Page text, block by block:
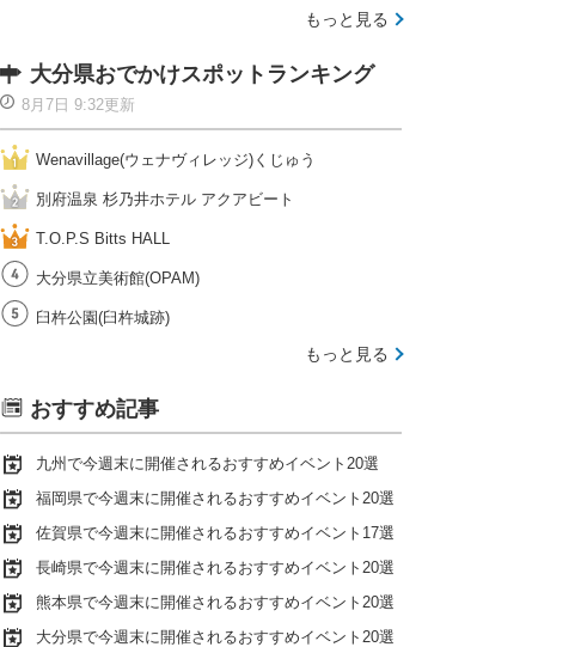
もっと見る
大分県おでかけスポットランキング
8月7日 9:32更新
Wenavillage(ウェナヴィレッジ)くじゅう
別府温泉 杉乃井ホテル アクアビート
T.O.P.S Bitts HALL
大分県立美術館(OPAM)
臼杵公園(臼杵城跡)
もっと見る
おすすめ記事
九州で今週末に開催されるおすすめイベント20選
福岡県で今週末に開催されるおすすめイベント20選
佐賀県で今週末に開催されるおすすめイベント17選
長崎県で今週末に開催されるおすすめイベント20選
熊本県で今週末に開催されるおすすめイベント20選
大分県で今週末に開催されるおすすめイベント20選